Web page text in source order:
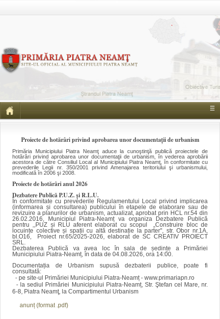
☰
Proiecte de hotărâri privind aprobarea unor documentaţii de urbanism
Primăria Municipiului Piatra Neamţ aduce la cunoştinţă publică proiectele de
hotărâri privind aprobarea unor documentaţii de urbanism, în vederea aprobării
acestora de către Consiliul Local al Municipiului Piatra Neamţ, în conformitate cu
prevederile Legii nr. 350/2001 privind Amenajarea teritoriului şi urbanismului,
modificată în 2006 şi 2008.
Proiecte de hotărâri anul 2026
Dezbatere Publică P.U.Z. și R.L.U.
În conformitate cu prevederile Regulamentului Local privind implicarea
(informarea și consultarea) publicului în etapele de elaborare sau de
revizuire a planurilor de urbanism, actualizat, aprobat prin HCL nr.54 din
26.02.2016, Municipiul Piatra-Neamț va organiza Dezbatere Publică
pentru ,,PUZ și RLU aferent elaborat cu scopul „Construire bloc de
locuințe colective și spații cu altă destinație la parter", str. Obor nr.1A,
bl.O16, Proiect nr.65/2025-2026, elaborat de SC CREATIV PROIECT
SRL.
Dezbaterea Publică va avea loc în sala de ședințe a Primăriei
Municipiului Piatra-Neamț, în data de 04.08.2026, ora 14:00.
Documentația de Urbanism supusă dezbaterii publice, poate fi
consultată:
- pe site-ul Primăriei Municipiului Piatra-Neamț - www.primariapn.ro
- la sediul Primăriei Municipiului Piatra-Neamț, Str. Ştefan cel Mare, nr.
6-8, Piatra Neamţ, la Compartimentul Urbanism
anunț (format.pdf)